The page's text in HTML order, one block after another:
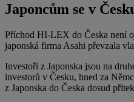
Japoncům se v
Příchod HI-LEX do Česka není
japonská firma Asahi převzala
Investoři z Japonska jsou na
investorů v Česku, hned za
z Japonska do Česka dosud